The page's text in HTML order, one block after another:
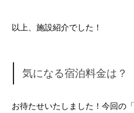
以上、施設紹介でした！
気になる宿泊料金は？
お待たせいたしました！今回の「